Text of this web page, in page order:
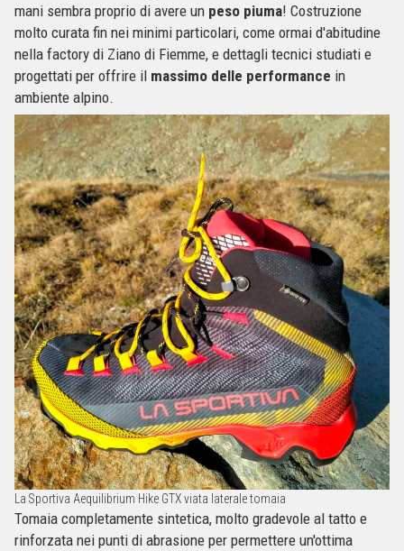
mani sembra proprio di avere un peso piuma! Costruzione
molto curata fin nei minimi particolari, come ormai d'abitudine
nella factory di Ziano di Fiemme, e dettagli tecnici studiati e
progettati per offrire il massimo delle performance in
ambiente alpino.
La Sportiva Aequilibrium Hike GTX viata laterale tomaia
Tomaia completamente sintetica, molto gradevole al tatto e
rinforzata nei punti di abrasione per permettere un'ottima